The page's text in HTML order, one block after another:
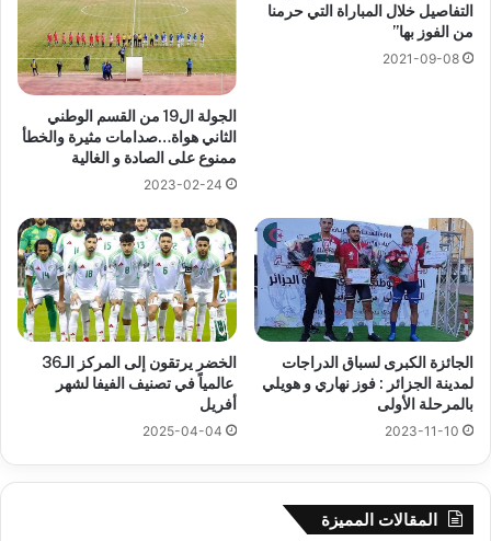
التفاصيل خلال المباراة التي حرمنا
من الفوز بها”
2021-09-08
الجولة ال19 من القسم الوطني
الثاني هواة…صدامات مثيرة والخطأ
ممنوع على الصادة و الغالية
2023-02-24
الجائزة الكبرى لسباق الدراجات
لمدينة الجزائر : فوز نهاري و هويلي
بالمرحلة الأولى
2023-11-10
الخضر يرتقون إلى المركز الـ36
عالمياً في تصنيف الفيفا لشهر
أفريل
2025-04-04
المقالات المميزة